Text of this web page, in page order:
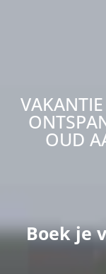
OUD
Boek je